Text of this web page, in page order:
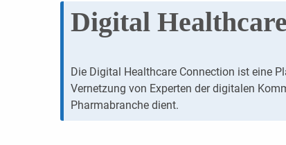
Digital
Die Digital Healthcare Connection ist eine
Vernetzung von Experten der digitalen
Pharmabranche dient.